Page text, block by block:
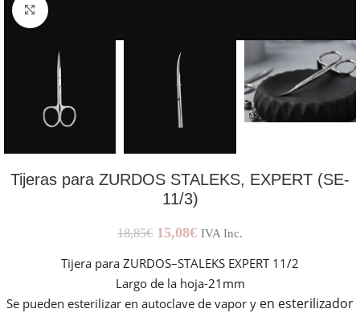
AMPLIAR IMAGEN
Tijeras para ZURDOS STALEKS, EXPERT (SE-
11/3)
18,85€ 15,08€ IVA Inc.
Tijera para ZURDOS–STALEKS EXPERT 11/2
Largo de la hoja-21mm
Se pueden esterilizar en autoclave de vapor y en esterilizador